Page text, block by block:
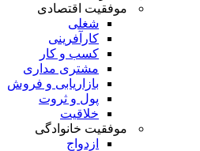
موفقیت اقتصادی
شغلی
کارآفرینی
کسب و کار
مشتری مداری
بازاریابی و فروش
پول و ثروت
خلاقیت
موفقیت خانوادگی
ازدواج